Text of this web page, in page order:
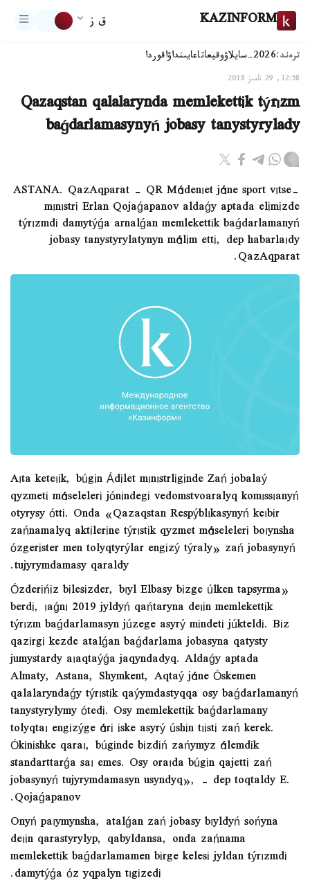
KAZINFORM ق ز
ترەند:2026-سايلاۋ وقيعاتاعايىنداۋاقوردا
12:58, 29 تامىز 2018
Qazaqstan qalalarynda memlekettіk týrızm
baǵdarlamasynyń jobasy tanystyrylady
ASTANA. QazAqparat - QR Mádenıet jáne sport vıtse-
mınıstrі Erlan Qojaǵapanov aldaǵy aptada elіmіzde
týrızmdі damytýǵa arnalǵan memlekettіk baǵdarlamanyń
jobasy tanystyrylatynyn málіm ettі, dep habarlaıdy
QazAqparat.
Aıta keteıіk, búgіn Ádіlet mınıstrlіgіnde Zań jobalaý
qyzmetі máselelerі jónіndegі vedomstvoaralyq komıssıanyń
otyrysy óttі. Onda «Qazaqstan Respýblıkasynyń keıbіr
zańnamalyq aktіlerіne týrıstіk qyzmet máselelerі boıynsha
ózgerіster men tolyqtyrýlar engіzý týraly» zań jobasynyń
tujyrymdamasy qaraldy.
«Ózderіńіz bіlesіzder, bıyl Elbasy bіzge úlken tapsyrma
berdі, ıaǵnı 2019 jyldyń qańtaryna deıіn memlekettіk
týrızm baǵdarlamasyn júzege asyrý mіndetі júkteldі. Bіz
qazіrgі kezde atalǵan baǵdarlama jobasyna qatysty
jumystardy aıaqtaýǵa jaqyndadyq. Aldaǵy aptada
Almaty, Astana, Shymkent, Aqtaý jáne Óskemen
qalalaryndaǵy týrıstіk qaýymdastyqqa osy baǵdarlamanyń
tanystyrylymy ótedі. Osy memlekettіk baǵdarlamany
tolyqtaı engіzýge árі іske asyrý úshіn tıіstі zań kerek.
Ókіnіshke qaraı, búgіnde bіzdіń zańymyz álemdіk
standarttarǵa saı emes. Osy oraıda búgіn qajettі zań
jobasynyń tujyrymdamasyn usyndyq», - dep toqtaldy E.
Qojaǵapanov.
Onyń paıymynsha, atalǵan zań jobasy bıyldyń sońyna
deıіn qarastyrylyp, qabyldansa, onda zańnama
memlekettіk baǵdarlamamen bіrge kelesі jyldan týrızmdі
damytýǵa óz yqpalyn tıgіzedі.